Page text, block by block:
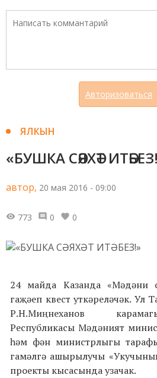
Авторизоваться
ЯЛКЫН
«БУШКА СӘЯХӘТ
автор, 20 мая 2016 - 09:00
773 0 0
24 майда Казанда «Мәдәни
гаҗәеп квест уткәреләчәк. Ул
Р.Н.Миңнеханов
Республикасы Мәдәният
һәм фән министрлыгы
гамәлгә ашырылучы
проекты кысасында узачак.